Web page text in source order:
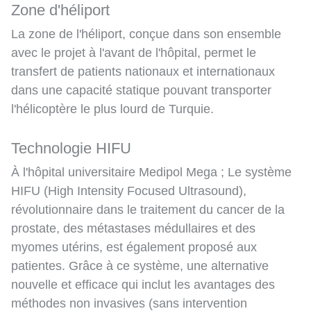
Zone d'héliport
La zone de l'héliport, conçue dans son ensemble
avec le projet à l'avant de l'hôpital, permet le
transfert de patients nationaux et internationaux
dans une capacité statique pouvant transporter
l'hélicoptère le plus lourd de Turquie.
Technologie HIFU
À l'hôpital universitaire Medipol Mega ; Le système
HIFU (High Intensity Focused Ultrasound),
révolutionnaire dans le traitement du cancer de la
prostate, des métastases médullaires et des
myomes utérins, est également proposé aux
patientes. Grâce à ce système, une alternative
nouvelle et efficace qui inclut les avantages des
méthodes non invasives (sans intervention